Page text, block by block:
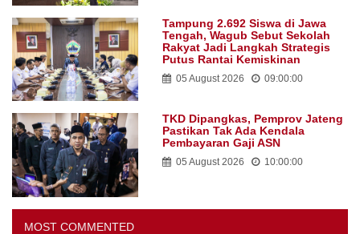
Tampung 2.692 Siswa di Jawa
Tengah, Wagub Sebut Sekolah
Rakyat Jadi Langkah Strategis
Putus Rantai Kemiskinan
05 August 2026 09:00:00
TKD Dipangkas, Pemprov Jateng
Pastikan Tak Ada Kendala
Pembayaran Gaji ASN
05 August 2026 10:00:00
MOST COMMENTED